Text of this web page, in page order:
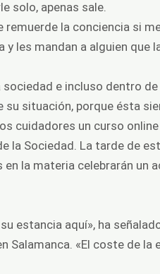
solo, apenas sale.
la conciencia si
les mandan a alguien que
e incluso dentro
situación, porque ésta
cuidadores un curso
la Sociedad. La tarde de
en la materia celebrarán un
estancia aquí», ha
Salamanca. «El coste de la